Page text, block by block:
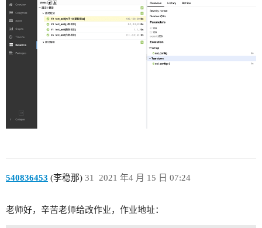
540836453 (李稳那) 2021 年4 月 15 日 07:24
31
老师好，辛苦老师给改作业，作业地址：